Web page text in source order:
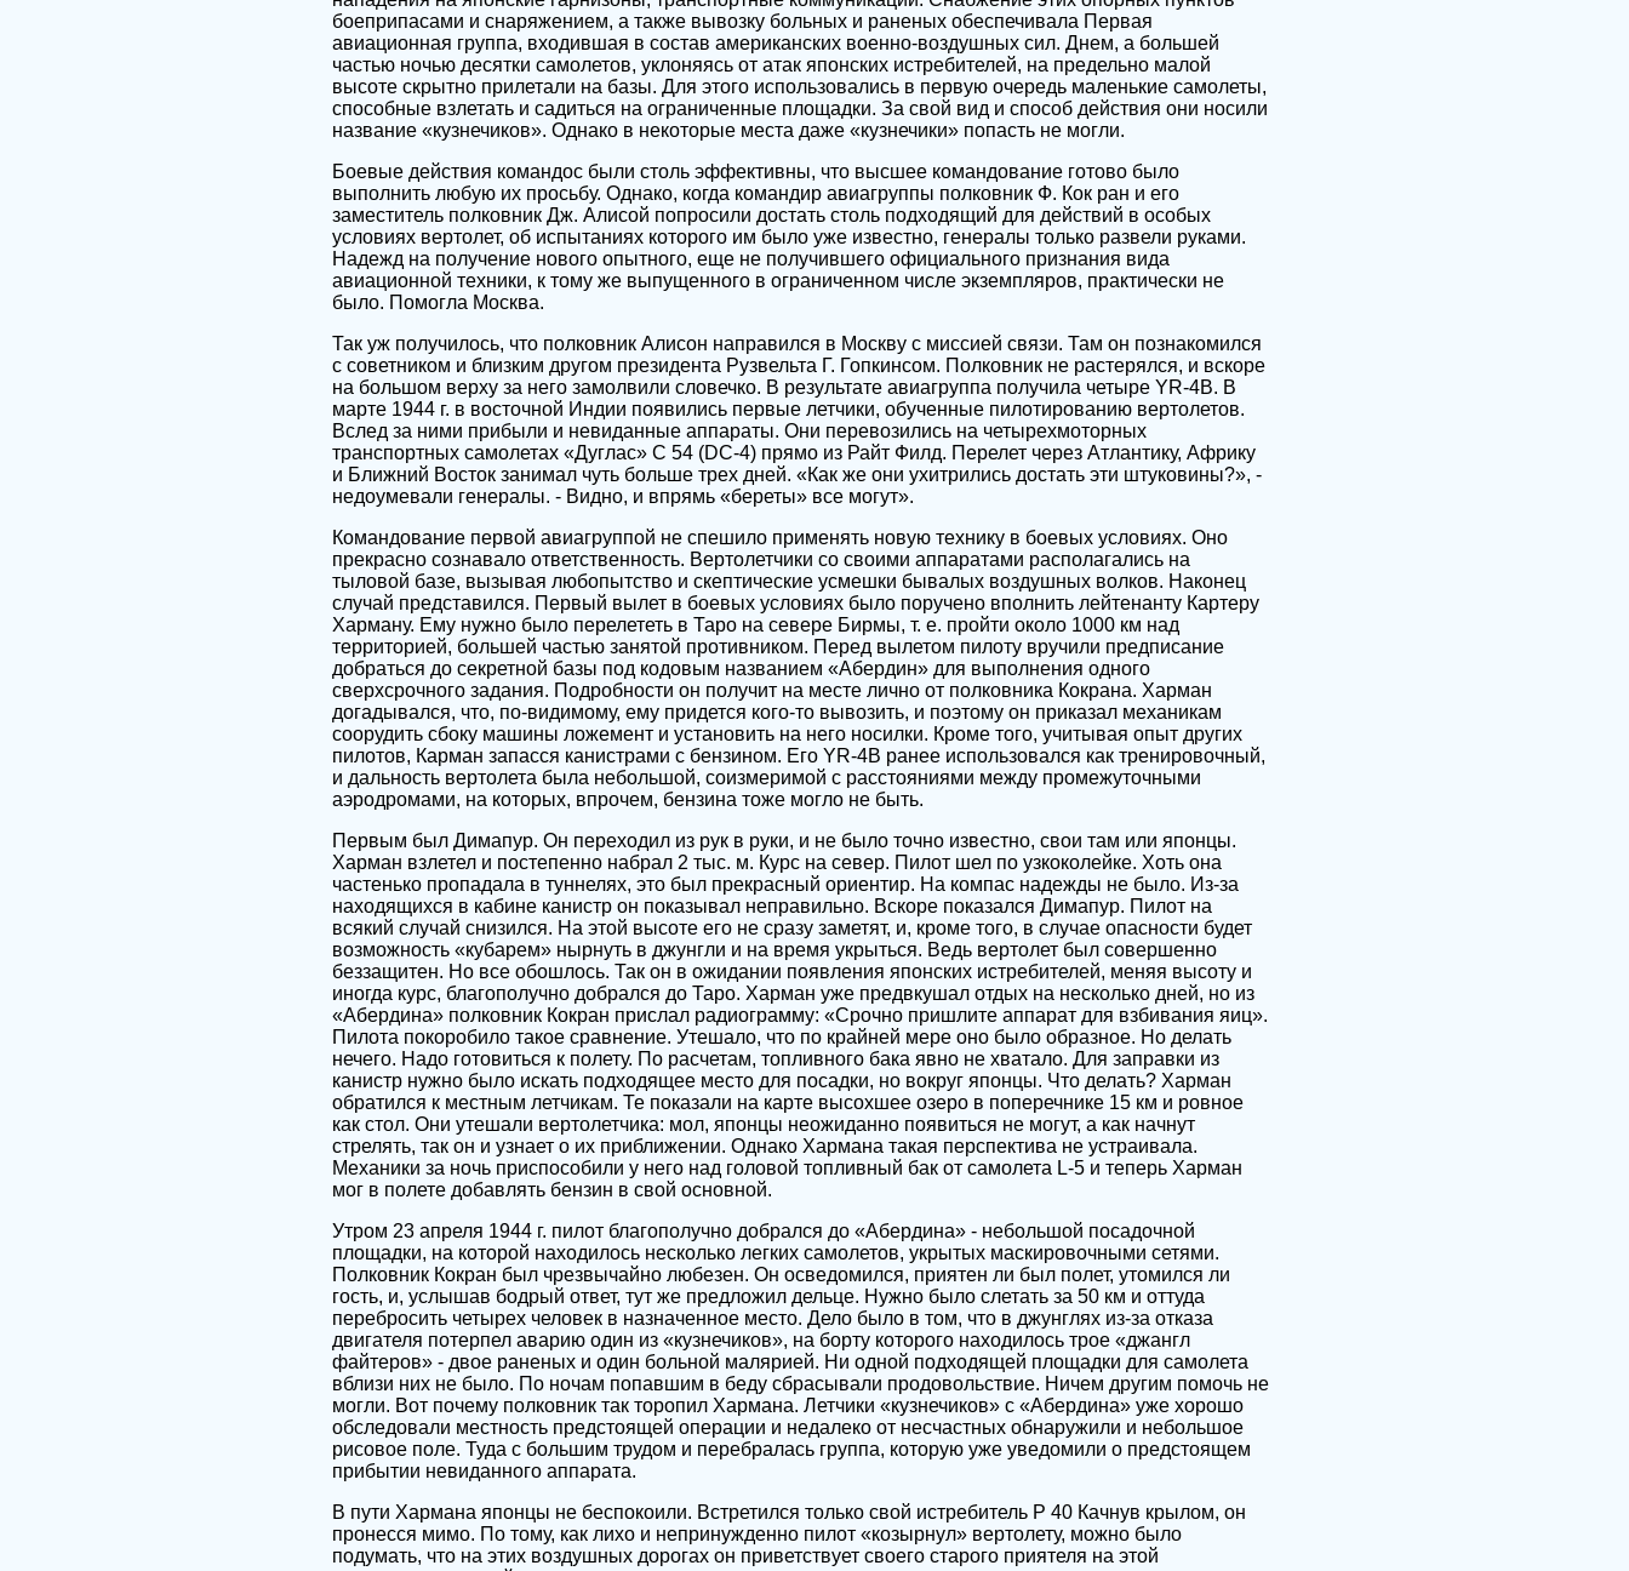
боеприпасами и снаряжением, а также вывозку больных и раненых обеспечивала Первая
авиационная группа, входившая в состав американских военно-воздушных сил. Днем, а большей
частью ночью десятки самолетов, уклоняясь от атак японских истребителей, на предельно малой
высоте скрытно прилетали на базы. Для этого использовались в первую очередь маленькие самолеты,
способные взлетать и садиться на ограниченные площадки. За свой вид и способ действия они носили
название «кузнечиков». Однако в некоторые места даже «кузнечики» попасть не могли.
Боевые действия командос были столь эффективны, что высшее командование готово было
выполнить любую их просьбу. Однако, когда командир авиагруппы полковник Ф. Кок ран и его
заместитель полковник Дж. Алисой попросили достать столь подходящий для действий в особых
условиях вертолет, об испытаниях которого им было уже известно, генералы только развели руками.
Надежд на получение нового опытного, еще не получившего официального признания вида
авиационной техники, к тому же выпущенного в ограниченном числе экземпляров, практически не
было. Помогла Москва.
Так уж получилось, что полковник Алисон направился в Москву с миссией связи. Там он познакомился
с советником и близким другом президента Рузвельта Г. Гопкинсом. Полковник не растерялся, и вскоре
на большом верху за него замолвили словечко. В результате авиагруппа получила четыре YR-4B. В
марте 1944 г. в восточной Индии появились первые летчики, обученные пилотированию вертолетов.
Вслед за ними прибыли и невиданные аппараты. Они перевозились на четырехмоторных
транспортных самолетах «Дуглас» С 54 (DC-4) прямо из Райт Филд. Перелет через Атлантику, Африку
и Ближний Восток занимал чуть больше трех дней. «Как же они ухитрились достать эти штуковины?», -
недоумевали генералы. - Видно, и впрямь «береты» все могут».
Командование первой авиагруппой не спешило применять новую технику в боевых условиях. Оно
прекрасно сознавало ответственность. Вертолетчики со своими аппаратами располагались на
тыловой базе, вызывая любопытство и скептические усмешки бывалых воздушных волков. Наконец
случай представился. Первый вылет в боевых условиях было поручено вполнить лейтенанту Картеру
Харману. Ему нужно было перелететь в Таро на севере Бирмы, т. е. пройти около 1000 км над
территорией, большей частью занятой противником. Перед вылетом пилоту вручили предписание
добраться до секретной базы под кодовым названием «Абердин» для выполнения одного
сверхсрочного задания. Подробности он получит на месте лично от полковника Кокрана. Харман
догадывался, что, по-видимому, ему придется кого-то вывозить, и поэтому он приказал механикам
соорудить сбоку машины ложемент и установить на него носилки. Кроме того, учитывая опыт других
пилотов, Карман запасся канистрами с бензином. Его YR-4B ранее использовался как тренировочный,
и дальность вертолета была небольшой, соизмеримой с расстояниями между промежуточными
аэродромами, на которых, впрочем, бензина тоже могло не быть.
Первым был Димапур. Он переходил из рук в руки, и не было точно известно, свои там или японцы.
Харман взлетел и постепенно набрал 2 тыс. м. Курс на север. Пилот шел по узкоколейке. Хоть она
частенько пропадала в туннелях, это был прекрасный ориентир. На компас надежды не было. Из-за
находящихся в кабине канистр он показывал неправильно. Вскоре показался Димапур. Пилот на
всякий случай снизился. На этой высоте его не сразу заметят, и, кроме того, в случае опасности будет
возможность «кубарем» нырнуть в джунгли и на время укрыться. Ведь вертолет был совершенно
беззащитен. Но все обошлось. Так он в ожидании появления японских истребителей, меняя высоту и
иногда курс, благополучно добрался до Таро. Харман уже предвкушал отдых на несколько дней, но из
«Абердина» полковник Кокран прислал радиограмму: «Срочно пришлите аппарат для взбивания яиц».
Пилота покоробило такое сравнение. Утешало, что по крайней мере оно было образное. Но делать
нечего. Надо готовиться к полету. По расчетам, топливного бака явно не хватало. Для заправки из
канистр нужно было искать подходящее место для посадки, но вокруг японцы. Что делать? Харман
обратился к местным летчикам. Те показали на карте высохшее озеро в поперечнике 15 км и ровное
как стол. Они утешали вертолетчика: мол, японцы неожиданно появиться не могут, а как начнут
стрелять, так он и узнает о их приближении. Однако Хармана такая перспектива не устраивала.
Механики за ночь приспособили у него над головой топливный бак от самолета L-5 и теперь Харман
мог в полете добавлять бензин в свой основной.
Утром 23 апреля 1944 г. пилот благополучно добрался до «Абердина» - небольшой посадочной
площадки, на которой находилось несколько легких самолетов, укрытых маскировочными сетями.
Полковник Кокран был чрезвычайно любезен. Он осведомился, приятен ли был полет, утомился ли
гость, и, услышав бодрый ответ, тут же предложил дельце. Нужно было слетать за 50 км и оттуда
перебросить четырех человек в назначенное место. Дело было в том, что в джунглях из-за отказа
двигателя потерпел аварию один из «кузнечиков», на борту которого находилось трое «джангл
файтеров» - двое раненых и один больной малярией. Ни одной подходящей площадки для самолета
вблизи них не было. По ночам попавшим в беду сбрасывали продовольствие. Ничем другим помочь не
могли. Вот почему полковник так торопил Хармана. Летчики «кузнечиков» с «Абердина» уже хорошо
обследовали местность предстоящей операции и недалеко от несчастных обнаружили и небольшое
рисовое поле. Туда с большим трудом и перебралась группа, которую уже уведомили о предстоящем
прибытии невиданного аппарата.
В пути Хармана японцы не беспокоили. Встретился только свой истребитель Р 40 Качнув крылом, он
пронесся мимо. По тому, как лихо и непринужденно пилот «козырнул» вертолету, можно было
подумать, что на этих воздушных дорогах он приветствует своего старого приятеля на этой